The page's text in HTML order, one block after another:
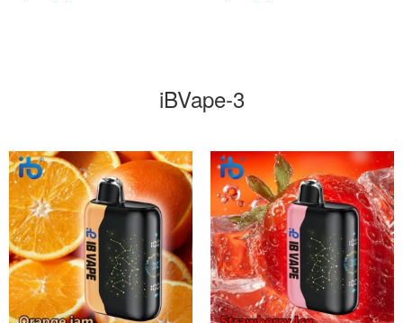
iBVape-3